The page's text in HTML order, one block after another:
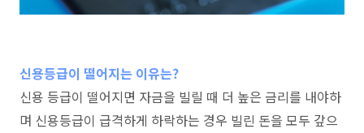
신용등급이 떨어지는 이유는?
신용 등급이 떨어지면 자금을 빌릴 때 더 높은 금리를 내야하
며 신용등급이 급격하게 하락하는 경우 빌린 돈을 모두 갚으